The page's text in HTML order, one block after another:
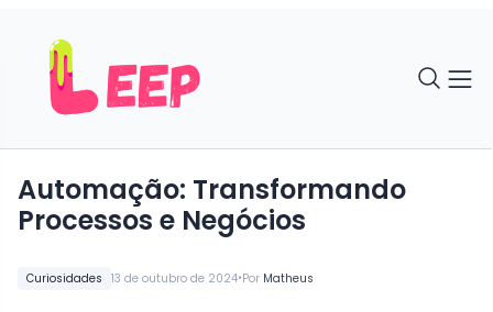
Curiosidades 13 de outubro de 2024•Por Matheus
Automação: Transformando
Processos e Negócios